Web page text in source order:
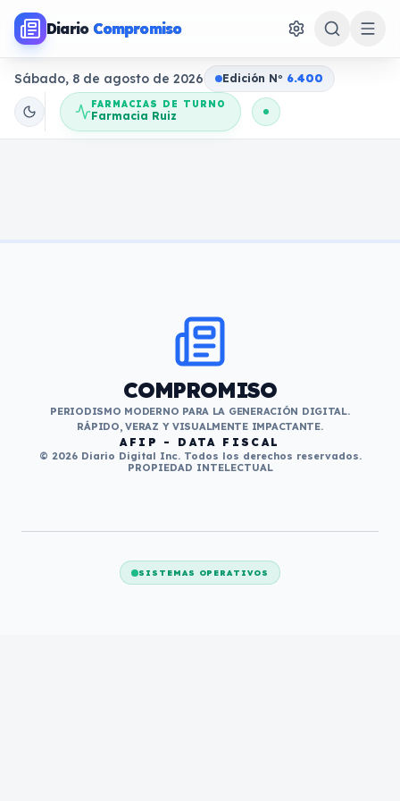
Diario Compromiso
Sábado, 8 de agosto de 2026 Edición No 6.400
FARMACIAS DE TURNO
Farmacia Ruiz
COMPROMISO
PERIODISMO MODERNO PARA LA GENERACIÓN DIGITAL.
RÁPIDO, VERAZ Y VISUALMENTE IMPACTANTE.
AFIP - DATA FISCAL
© 2026 Diario Digital Inc. Todos los derechos reservados.
PROPIEDAD INTELECTUAL
SISTEMAS OPERATIVOS